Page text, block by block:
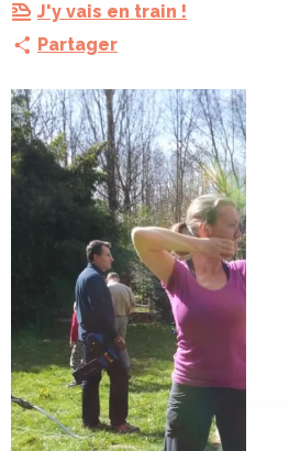
J'y vais en train !
Partager